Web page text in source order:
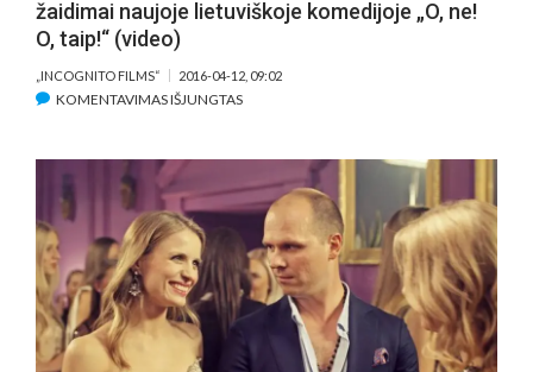
žaidimai naujoje lietuviškoje komedijoje „O, ne!
O, taip!“ (video)
„INCOGNITO FILMS“ 2016-04-12, 09:02
KOMENTAVIMAS IŠJUNGTASĮRAŠE
GINTARĖS
LATVĖNAITĖS
MEILĖS
ŽAIDIMAI
NAUJOJE
LIETUVIŠKOJE
KOMEDIJOJE